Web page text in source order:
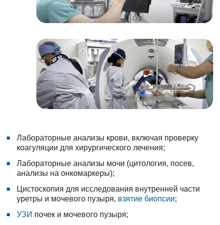
Лабораторные анализы крови, включая проверку
коагуляции для хирургического лечения;
Лабораторные анализы мочи (цитология, посев,
анализы на онкомаркеры);
Цистоскопия для исследования внутренней части
уретры и мочевого пузыря, взятие биопсии;
УЗИ почек и мочевого пузыря;